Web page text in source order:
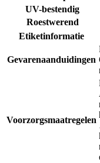
UV-bestendig
Roestwerend
Etiketinformatie
Gevarenaanduidingen
Voorzorgsmaatregelen